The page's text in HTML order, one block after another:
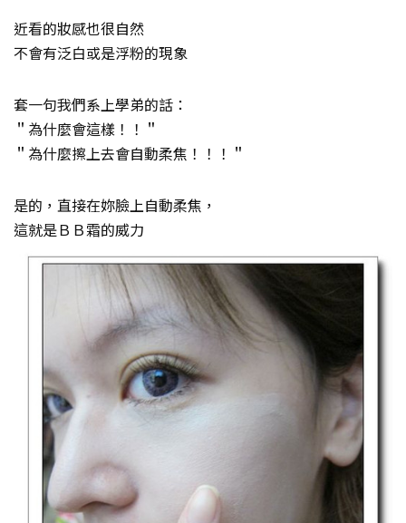
近看的妝感也很自然
不會有泛白或是浮粉的現象
套一句我們系上學弟的話：
＂為什麼會這樣！！＂
＂為什麼擦上去會自動柔焦！！！＂
是的，直接在妳臉上自動柔焦，
這就是ＢＢ霜的威力